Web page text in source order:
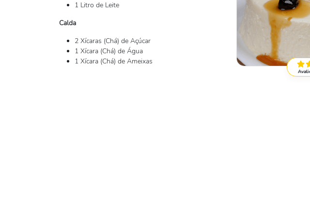
1 Litro de Leite
Calda
2 Xícaras (Chá) de Açúcar
1 Xícara (Chá) de Água
1 Xícara (Chá) de Ameixas